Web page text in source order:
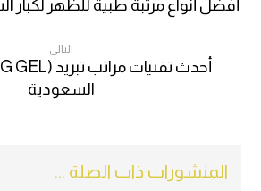
أفضل أنواع مرتبة طبية للظهر
التالى
السعودية
المنشورات ذات الصلة ...